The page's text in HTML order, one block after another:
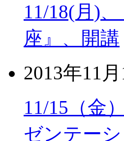
11/18(月)
座』、開講
2013年11月
11/15（金
ゼンテー